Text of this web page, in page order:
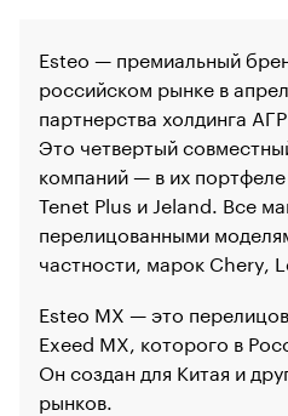
Esteo — премиальный
российском рынке в
партнерства холдинга
Это четвертый
компаний — в их
Tenet Plus и Jeland. Все
перелицованными
частности, марок Chery,
Esteo MX — это
Exeed MX, которого в
Он создан для Китая и
рынков.